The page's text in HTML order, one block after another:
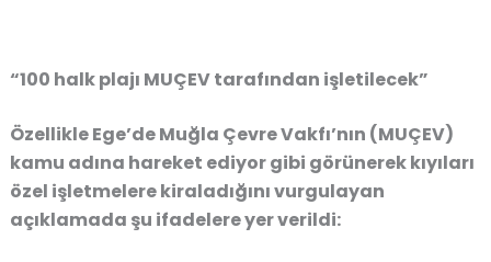
“100 halk plajı MUÇEV tarafından işletilecek”
Özellikle Ege’de Muğla Çevre Vakfı’nın (MUÇEV)
kamu adına hareket ediyor gibi görünerek kıyıları
özel işletmelere kiraladığını vurgulayan
açıklamada şu ifadelere yer verildi: